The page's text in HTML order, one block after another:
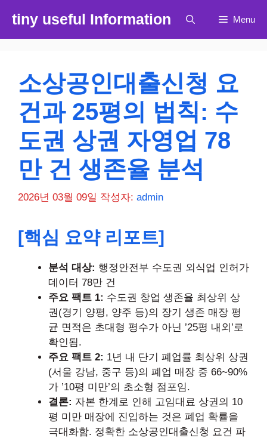
츠
tiny useful Information Menu
소상공인대출신청 요
건과 25평의 법칙: 수
도권 상권 자영업 78
만 건 생존율 분석
2026년 03월 09일 작성자: admin
[핵심 요약 리포트]
분석 대상: 행정안전부 수도권 외식업 인허가
데이터 78만 건
주요 팩트 1: 수도권 창업 생존율 최상위 상
권(경기 양평, 양주 등)의 장기 생존 매장 평
균 면적은 초대형 평수가 아닌 ’25평 내외’로
확인됨.
주요 팩트 2: 1년 내 단기 폐업률 최상위 상권
(서울 강남, 중구 등)의 폐업 매장 중 66~90%
가 ’10평 미만’의 초소형 점포임.
결론: 자본 한계로 인해 고임대료 상권의 10
평 미만 매장에 진입하는 것은 폐업 확률을
극대화함. 정확한 소상공인대출신청 요건 파